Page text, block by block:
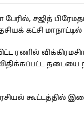
சஜித்
கட்சி
ரணில்
கூட்டத்தில்